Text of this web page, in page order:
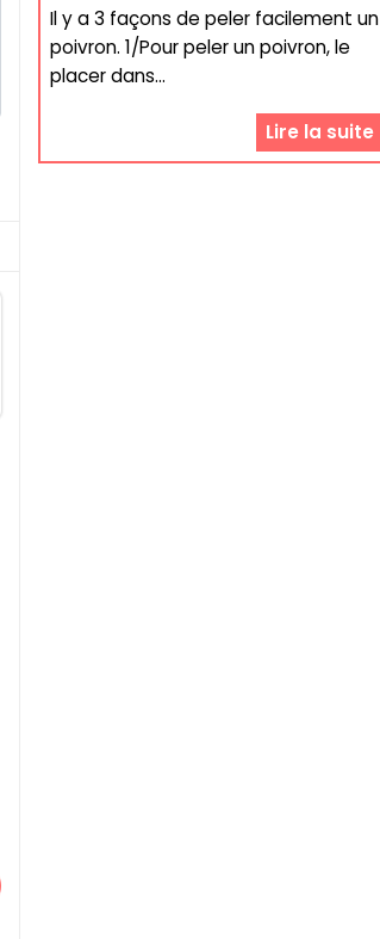
Il y a 3 façons de peler facilement un
poivron. 1/Pour peler un poivron, le
placer dans...
Lire la suite